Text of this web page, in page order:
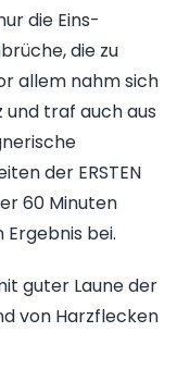
die Eins-
die zu
allem nahm sich
und traf auch aus
der ERSTEN
60 Minuten
bei.
guter Laune der
von Harzflecken